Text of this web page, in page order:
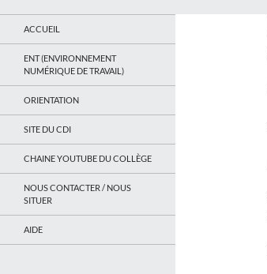
ACCUEIL
ENT (ENVIRONNEMENT
NUMÉRIQUE DE TRAVAIL)
ORIENTATION
SITE DU CDI
CHAINE YOUTUBE DU COLLÈGE
NOUS CONTACTER / NOUS
SITUER
AIDE